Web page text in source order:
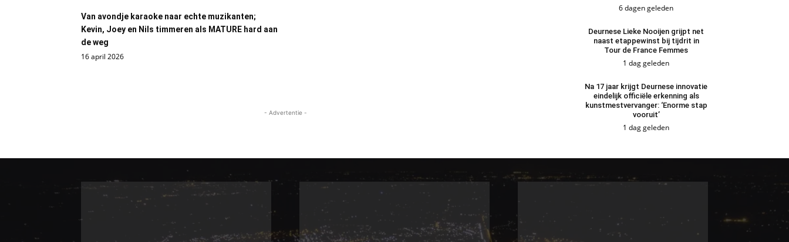
Van avondje karaoke naar echte muzikanten;
Kevin, Joey en Nils timmeren als MATURE hard aan
de weg
16 april 2026
- Advertentie -
6 dagen geleden
Deurnese Lieke Nooijen grijpt net
naast etappewinst bij tijdrit in
Tour de France Femmes
1 dag geleden
Na 17 jaar krijgt Deurnese innovatie
eindelijk officiële erkenning als
kunstmestvervanger: ‘Enorme stap
vooruit’
1 dag geleden